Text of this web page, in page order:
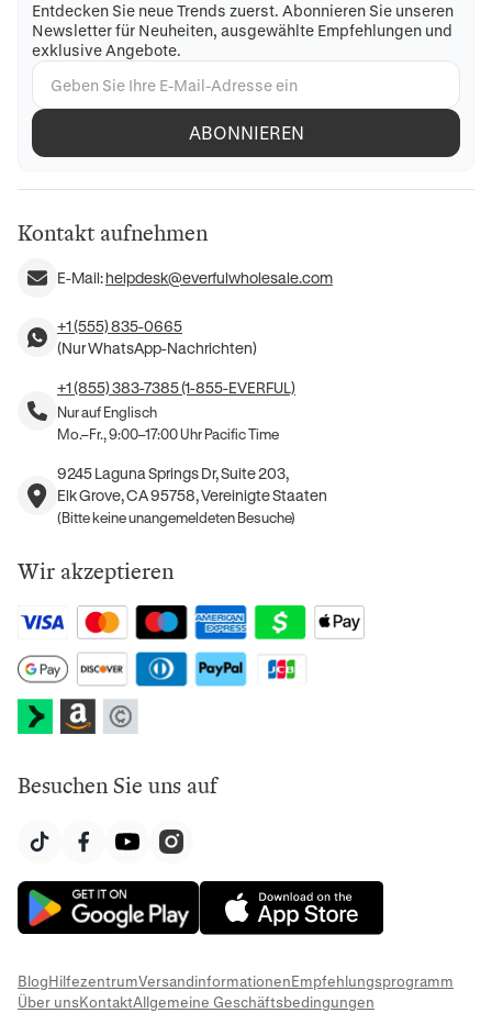
Entdecken Sie neue Trends zuerst. Abonnieren Sie unseren
Newsletter für Neuheiten, ausgewählte Empfehlungen und
exklusive Angebote.
ABONNIEREN
Kontakt aufnehmen
E-Mail:helpdesk@everfulwholesale.com
+1 (555) 835-0665
(Nur WhatsApp-Nachrichten)
+1 (855) 383-7385 (1-855-EVERFUL)
Nur auf Englisch
Mo.–Fr., 9:00–17:00 Uhr Pacific Time
9245 Laguna Springs Dr, Suite 203,
Elk Grove, CA 95758, Vereinigte Staaten
(Bitte keine unangemeldeten Besuche)
Wir akzeptieren
Besuchen Sie uns auf
BlogHilfezentrumVersandinformationenEmpfehlungsprogramm
Über unsKontaktAllgemeine Geschäftsbedingungen